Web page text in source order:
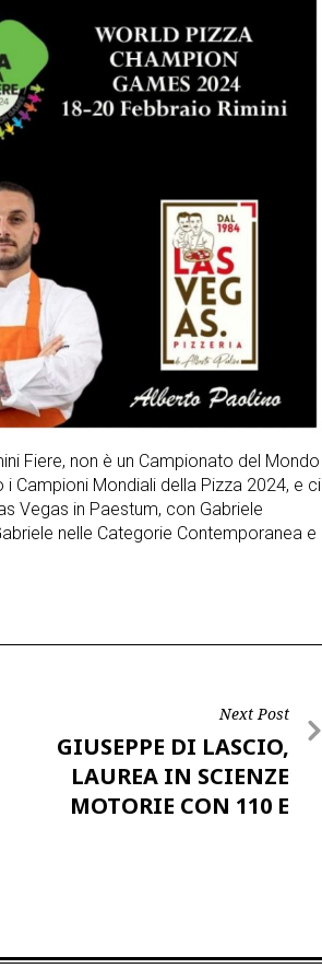
Fiere, non è un Campionato del Mondo
Campioni Mondiali della Pizza 2024, e ci
Vegas in Paestum, con Gabriele
nelle Categorie Contemporanea e
Next Post
GIUSEPPE DI LASCIO,
LAUREA IN SCIENZE
MOTORIE CON 110 E